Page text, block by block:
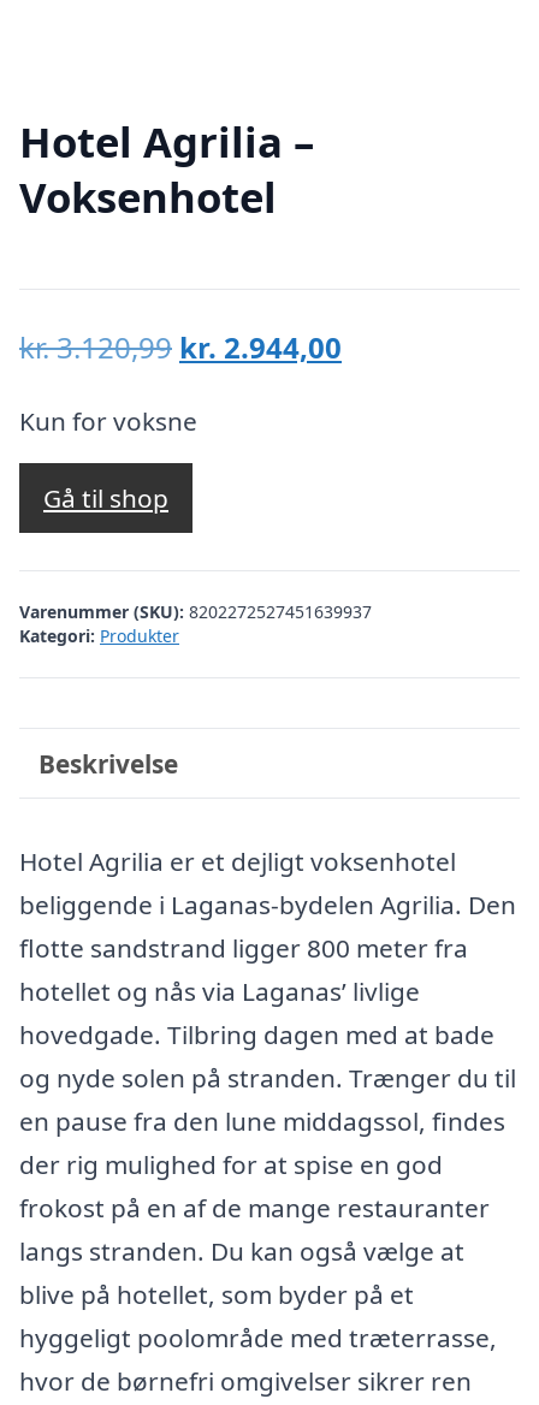
Hotel Agrilia –
Voksenhotel
kr.3.120,99 Den
pris
var:
kr. 2.944,00
Kun for voksne
Gå til shop
Varenummer (SKU): 8202272527451639937
Kategori: Produkter
Beskrivelse
Hotel Agrilia er et dejligt voksenhotel
beliggende i Laganas-bydelen Agrilia. Den
flotte sandstrand ligger 800 meter fra
hotellet og nås via Laganas’ livlige
hovedgade. Tilbring dagen med at bade
og nyde solen på stranden. Trænger du til
en pause fra den lune middagssol, findes
der rig mulighed for at spise en god
frokost på en af de mange restauranter
langs stranden. Du kan også vælge at
blive på hotellet, som byder på et
hyggeligt poolområde med træterrasse,
hvor de børnefri omgivelser sikrer ren